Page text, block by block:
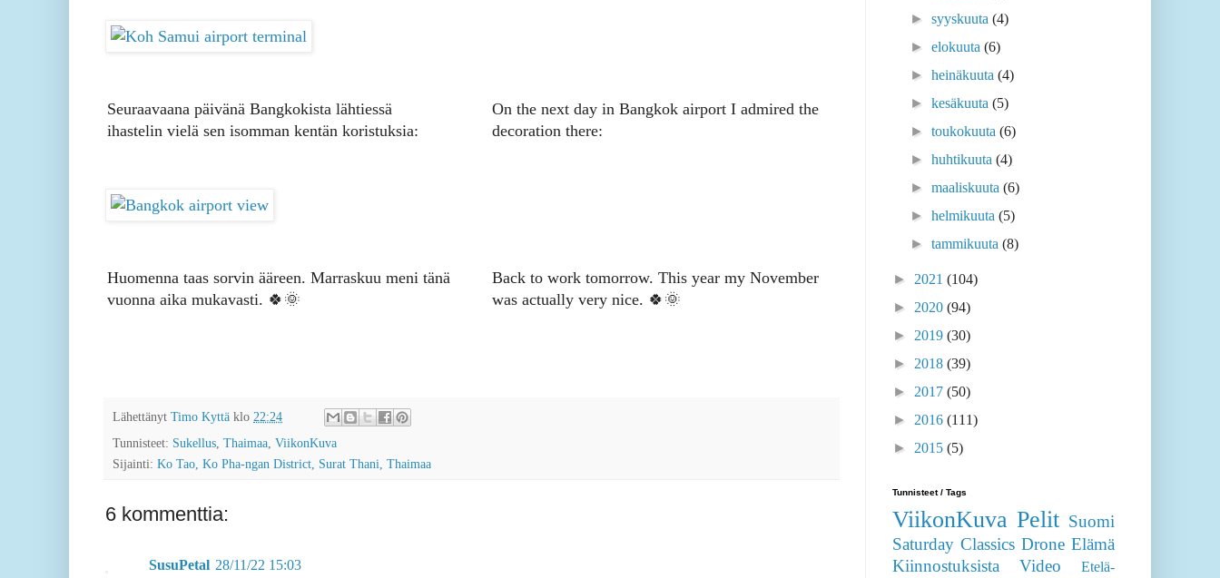
Seuraavaana päivänä Bangkokista lähtiessä
ihastelin vielä sen isomman kentän koristuksia:
On the next day in Bangkok airport I admired the
decoration there:
Huomenna taas sorvin ääreen. Marraskuu meni tänä
vuonna aika mukavasti. 🍀🌞
Back to work tomorrow. This year my November
was actually very nice. 🍀🌞
Lähettänyt Timo Kyttä klo 22:24
Tunnisteet: Sukellus, Thaimaa, ViikonKuva
Sijainti: Ko Tao, Ko Pha-ngan District, Surat Thani, Thaimaa
6 kommenttia:
SusuPetal 28/11/22 15:03
►syyskuuta(4)
►elokuuta(6)
►heinäkuuta(4)
►kesäkuuta(5)
►toukokuuta(6)
►huhtikuuta(4)
►maaliskuuta(6)
►helmikuuta(5)
►tammikuuta(8)
► 2021 (104)
► 2020 (94)
► 2019 (30)
► 2018 (39)
► 2017 (50)
► 2016 (111)
► 2015 (5)
Tunnisteet / Tags
ViikonKuva Pelit Suomi
Saturday Classics Drone Elämä
Kiinnostuksista
Video
Etelä-